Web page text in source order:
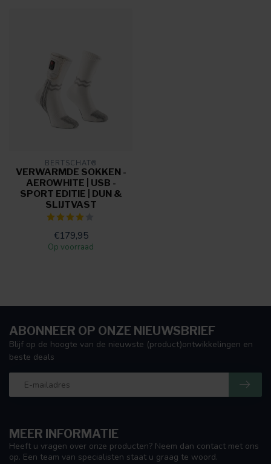
BERTSCHAT®
VERWARMDE SOKKEN -
AEROWHITE | USB -
SPORT EDITIE | DUN &
SLIJTVAST
€179,95
Op voorraad
MEER INFORMATIE
Heeft u vragen over onze producten? Neem dan contact met ons
op. Een team van specialisten staat u graag te woord.
ABONNEER OP ONZE NIEUWSBRIEF
Blijf op de hoogte van de nieuwste (product)ontwikkelingen en
beste deals